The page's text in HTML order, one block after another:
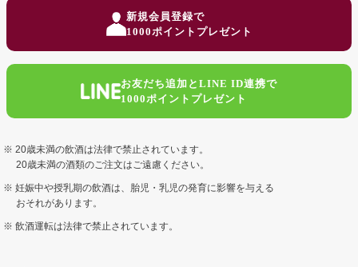
新規会員登録で
1000ポイントプレゼント
お友だち追加とLINE ID連携で
1000ポイントプレゼント
20歳未満の飲酒は法律で禁止されています。
20歳未満の酒類のご注文はご遠慮ください。
妊娠中や授乳期の飲酒は、胎児・乳児の発育に影響を与える
おそれがあります。
飲酒運転は法律で禁止されています。